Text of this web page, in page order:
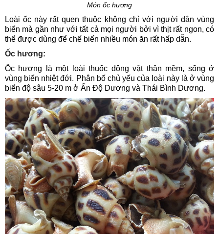
Món ốc hương
Loài ốc này rất quen thuộc không chỉ với người dân vùng
biển mà gần như với tất cả mọi người bởi vì thịt rất ngon, có
thể được dùng để chế biến nhiều món ăn rất hấp dẫn.
Ốc hương:
Ốc hương là một loài thuốc động vật thân mềm, sống ở
vùng biển nhiệt đới. Phân bố chủ yếu của loài này là ở vùng
biển độ sâu 5-20 m ở Ấn Độ Dương và Thái Bình Dương.